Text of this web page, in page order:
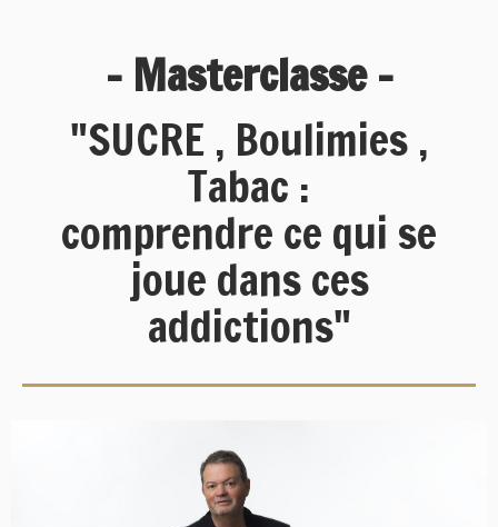
- Masterclasse -
"SUCRE , Boulimies ,
Tabac :
comprendre ce qui se
joue dans ces
addictions"